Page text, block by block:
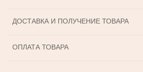
ДОСТАВКА И ПОЛУЧЕНИЕ ТОВАРА
ОПЛАТА ТОВАРА